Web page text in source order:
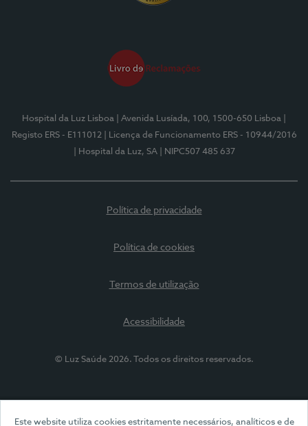
Este website utiliza cookies estritamente necessários, analíticos e de
Hospital da Luz Lisboa | Avenida Lusíada, 100, 1500-650 Lisboa
Registo ERS - E111012
| Licença de Funcionamento ERS - 10944/2016
| Hospital da Luz, SA
| NIPC507 485 637
Política de privacidade
Política de cookies
Termos de utilização
Acessibilidade
© Luz Saúde 2026. Todos os direitos reservados.